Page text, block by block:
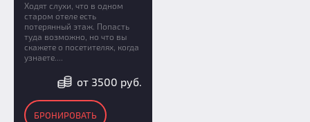
Ходят слухи, что в одном
старом отеле есть
потерянный этаж. Попасть
туда возможно, но что вы
скажете о посетителях, когда
узнаете....
от 3500 руб.
БРОНИРОВАТЬ